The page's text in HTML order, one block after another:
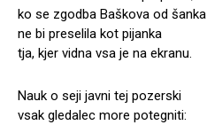
ko se zgodba Baškova od šanka
ne bi preselila kot pijanka
tja, kjer vidna vsa je na ekranu.
Nauk o seji javni tej pozerski
vsak gledalec more potegniti: